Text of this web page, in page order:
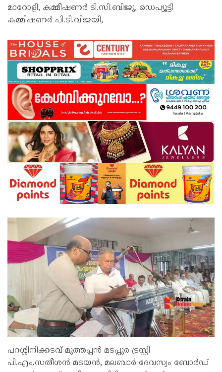
മാറോളി, കമ്മീഷണർ ടി.സി.ബിജു, ഡെപ്യൂട്ടി
കമ്മിഷണർ പി.ടി.വിജയി,
പറശ്ശിനിക്കടവ് മുത്തപ്പൻ മടപ്പുര ട്രസ്റ്റി
പി.എം.സതീശൻ മടയൻ, മലബാർ ദേവസ്വം ബോർഡ്